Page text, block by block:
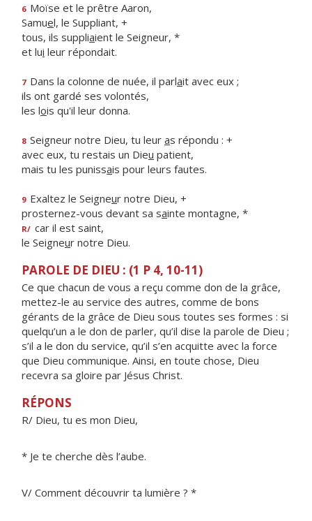
6 Moïse et le prêtre Aaron,
Samuel, le Suppliant, +
tous, ils suppliaient le Seigneur, *
et lui leur répondait.
7 Dans la colonne de nuée, il parlait avec eux ;
ils ont gardé ses volontés,
les lois qu'il leur donna.
8 Seigneur notre Dieu, tu leur as répondu : +
avec eux, tu restais un Dieu patient,
mais tu les punissais pour leurs fautes.
9 Exaltez le Seigneur notre Dieu, +
prosternez-vous devant sa sainte montagne, *
R/ car il est saint,
le Seigneur notre Dieu.
PAROLE DE DIEU : (1 P 4, 10-11)
Ce que chacun de vous a reçu comme don de la grâce,
mettez-le au service des autres, comme de bons
gérants de la grâce de Dieu sous toutes ses formes : si
quelqu’un a le don de parler, qu’il dise la parole de Dieu ;
s’il a le don du service, qu’il s’en acquitte avec la force
que Dieu communique. Ainsi, en toute chose, Dieu
recevra sa gloire par Jésus Christ.
RÉPONS
R/ Dieu, tu es mon Dieu,
* Je te cherche dès l’aube.
V/ Comment découvrir ta lumière ? *